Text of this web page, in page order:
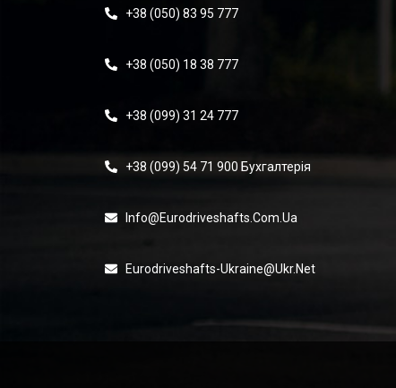
+38 (050) 83 95 777
+38 (050) 18 38 777
+38 (099) 31 24 777
+38 (099) 54 71 900 Бухгалтерія
Info@eurodriveshafts.com.ua
Eurodriveshafts-Ukraine@ukr.net